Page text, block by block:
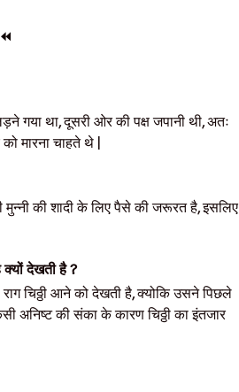
⏪
गया था, दूसरी ओर की पक्ष जपानी थी, अतः
मारना चाहते थे
मुन्नी की शादी के लिए पैसे की जरूरत है, इसलिए
क्यों देखती है ?
राग चिठ्ठी आने को देखती है, क्योकि उसने पिछले
अनिष्ट की संका के कारण चिठ्ठी का इंतजार